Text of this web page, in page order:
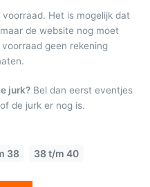
Het is mogelijk dat
de website nog moet
geen rekening
jurk? Bel dan eerst eventjes
de jurk er nog is.
38 38 t/m 40